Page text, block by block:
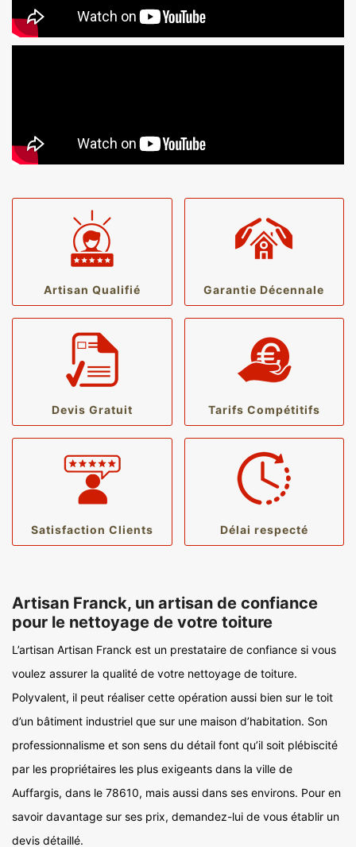
Artisan Qualifié Garantie Décennale
Devis Gratuit Tarifs Compétitifs
Satisfaction Clients Délai respecté
Artisan Franck, un artisan de confiance
pour le nettoyage de votre toiture
L’artisan Artisan Franck est un prestataire de confiance si vous
voulez assurer la qualité de votre nettoyage de toiture.
Polyvalent, il peut réaliser cette opération aussi bien sur le toit
d’un bâtiment industriel que sur une maison d’habitation. Son
professionnalisme et son sens du détail font qu’il soit plébiscité
par les propriétaires les plus exigeants dans la ville de
Auffargis, dans le 78610, mais aussi dans ses environs. Pour en
savoir davantage sur ses prix, demandez-lui de vous établir un
devis détaillé.